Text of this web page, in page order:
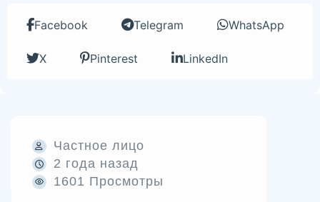
Facebook Telegram WhatsApp
X Pinterest LinkedIn
Частное лицо
2 года назад
1601 Просмотры